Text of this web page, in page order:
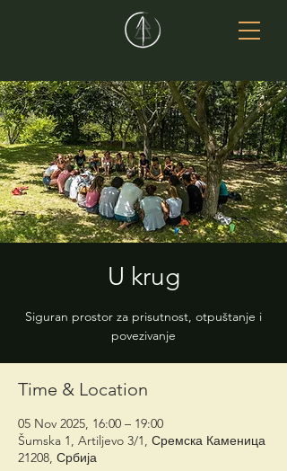
U krug
Siguran prostor za prisutnost, otpuštanje i
povezivanje
Time & Location
05 Nov 2025, 16:00 – 19:00
Šumska 1, Artiljevo 3/1, Сремска Каменица
21208, Србија